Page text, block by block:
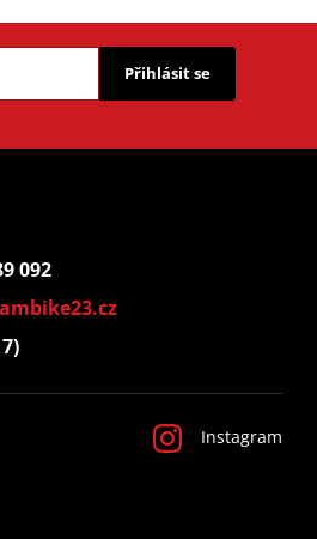
Přihlásit se
092
Instagram